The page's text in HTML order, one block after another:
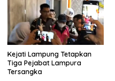
Kejati Lampung Tetapkan
Tiga Pejabat Lampura
Tersangka